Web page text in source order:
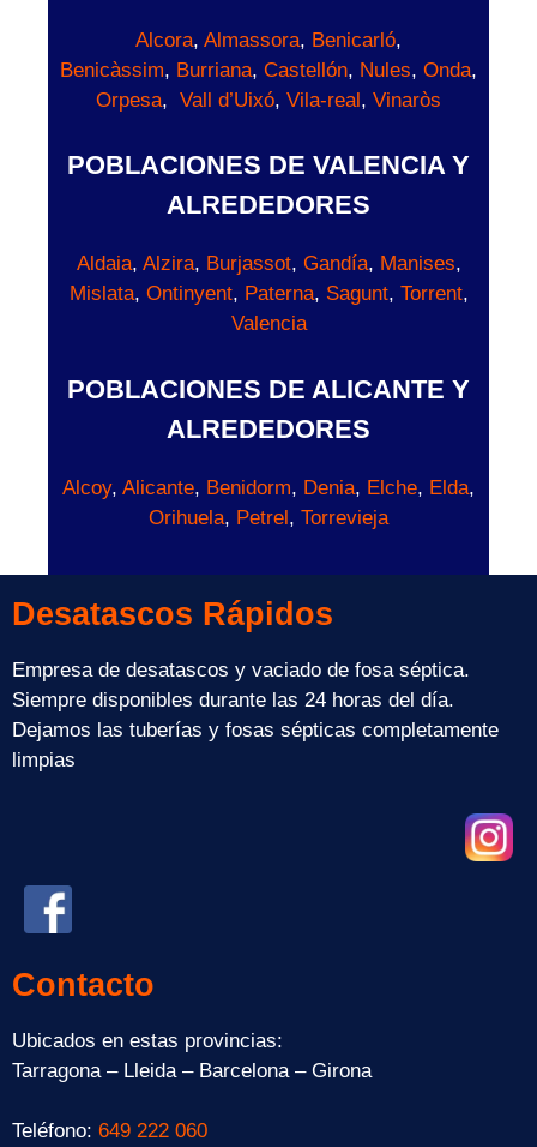
Alcora, Almassora, Benicarló,
Benicàssim, Burriana, Castellón, Nules, Onda,
Orpesa, Vall d’Uixó, Vila-real, Vinaròs
POBLACIONES DE VALENCIA Y
ALREDEDORES
Aldaia, Alzira, Burjassot, Gandía, Manises,
Mislata, Ontinyent, Paterna, Sagunt, Torrent,
Valencia
POBLACIONES DE ALICANTE Y
ALREDEDORES
Alcoy, Alicante, Benidorm, Denia, Elche, Elda,
Orihuela, Petrel, Torrevieja
Desatascos Rápidos
Empresa de desatascos y vaciado de fosa séptica.
Siempre disponibles durante las 24 horas del día.
Dejamos las tuberías y fosas sépticas completamente
limpias
Contacto
Ubicados en estas provincias:
Tarragona – Lleida – Barcelona – Girona
Teléfono: 649 222 060